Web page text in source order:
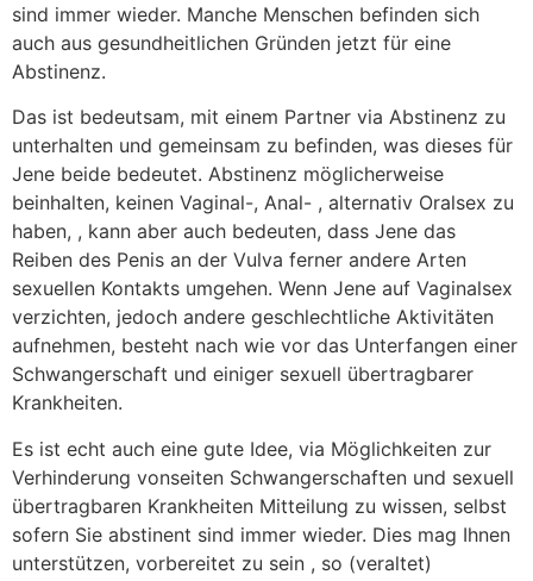
sind immer wieder. Manche Menschen befinden sich
auch aus gesundheitlichen Gründen jetzt für eine
Abstinenz.
Das ist bedeutsam, mit einem Partner via Abstinenz zu
unterhalten und gemeinsam zu befinden, was dieses für
Jene beide bedeutet. Abstinenz möglicherweise
beinhalten, keinen Vaginal-, Anal- , alternativ Oralsex zu
haben, , kann aber auch bedeuten, dass Jene das
Reiben des Penis an der Vulva ferner andere Arten
sexuellen Kontakts umgehen. Wenn Jene auf Vaginalsex
verzichten, jedoch andere geschlechtliche Aktivitäten
aufnehmen, besteht nach wie vor das Unterfangen einer
Schwangerschaft und einiger sexuell übertragbarer
Krankheiten.
Es ist echt auch eine gute Idee, via Möglichkeiten zur
Verhinderung vonseiten Schwangerschaften und sexuell
übertragbaren Krankheiten Mitteilung zu wissen, selbst
sofern Sie abstinent sind immer wieder. Dies mag Ihnen
unterstützen, vorbereitet zu sein , so (veraltet)